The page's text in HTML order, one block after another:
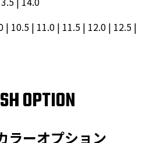
| 10.5 | 11.0 | 11.5 | 12.0 | 12.5 |
OPTION
ラーオプション